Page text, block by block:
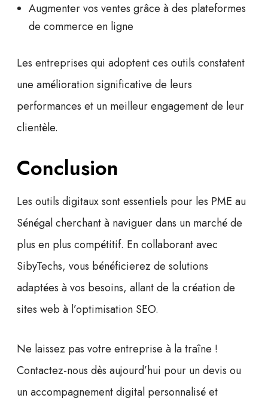
Augmenter vos ventes grâce à des plateformes
de commerce en ligne
Les entreprises qui adoptent ces outils constatent
une amélioration significative de leurs
performances et un meilleur engagement de leur
clientèle.
Conclusion
Les outils digitauxsont essentiels pour les PME au
Sénégal cherchant à naviguer dans un marché de
plus en plus compétitif. En collaborant avec
SibyTechs, vous bénéficierez de solutions
adaptées à vos besoins, allant de la création de
sites web à l’optimisation SEO.
Ne laissez pas votre entreprise à la traîne !
Contactez-nous dès aujourd’hui pour un devis ou
un accompagnement digital personnalisé et